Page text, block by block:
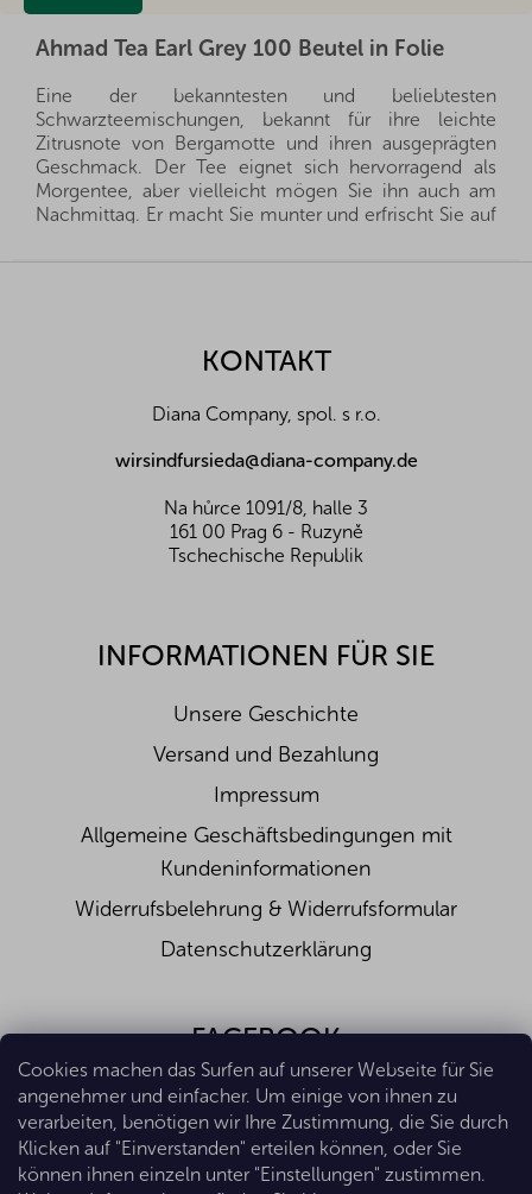
Cookies machen das Surfen auf unserer Webseite für Sie
angenehmer und einfacher. Um einige von ihnen zu
verarbeiten, benötigen wir Ihre Zustimmung, die Sie durch
Klicken auf "Einverstanden" erteilen können, oder Sie
können ihnen einzeln unter "Einstellungen" zustimmen.
Ahmad Tea Earl Grey 100 Beutel in Folie
Eine der bekanntesten und beliebtesten
Schwarzteemischungen, bekannt für ihre leichte
Zitrusnote von Bergamotte und ihren ausgeprägten
Geschmack. Der Tee eignet sich hervorragend als
Morgentee, aber vielleicht mögen Sie ihn auch am
Nachmittag. Er macht Sie munter und erfrischt Sie auf
Zitrone. Für diese Mischung haben unsere Teemeister
dem Getränk seinen lebendigen und erfrischenden
Aroma bereichert den Tee mit einem exotischen
Allergene:ohne Allergene
Schwarzer Tee mit Bergamotte
aromatisiert
Lagerung:Trocken lagern, vor Wärme schützen
Eiweiß (g)
Fette (g)
Kohlenhydrate (g)
Ballaststoffe (g)
KONTAKT
Diana Company, spol. s r.o.
wirsindfursieda@diana-company.de
Na hůrce 1091/8, halle 3
161 00 Prag 6 - Ruzyně
Tschechische Republik
INFORMATIONEN FÜR SIE
Unsere Geschichte
Versand und Bezahlung
Impressum
Allgemeine Geschäftsbedingungen mit
Kundeninformationen
Widerrufsbelehrung & Widerrufsformular
Datenschutzerklärung
FACEBOOK